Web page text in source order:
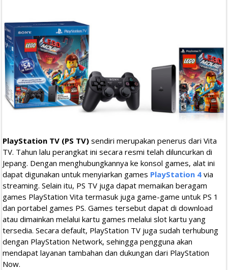
PlayStation TV (PS TV) sendiri merupakan penerus dari Vita
TV. Tahun lalu perangkat ini secara resmi telah diluncurkan di
Jepang. Dengan menghubungkannya ke konsol games, alat ini
dapat digunakan untuk menyiarkan games PlayStation 4 via
streaming. Selain itu, PS TV juga dapat memaikan beragam
games PlayStation Vita termasuk juga game-game untuk PS 1
dan portabel games PS. Games tersebut dapat di download
atau dimainkan melalui kartu games melalui slot kartu yang
tersedia. Secara default, PlayStation TV juga sudah terhubung
dengan PlayStation Network, sehingga pengguna akan
mendapat layanan tambahan dan dukungan dari PlayStation
Now.